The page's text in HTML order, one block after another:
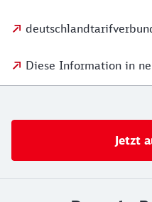
Diese Information in
Jetzt